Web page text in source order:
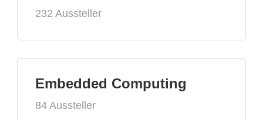
232 Aussteller
Embedded Computing
84 Aussteller